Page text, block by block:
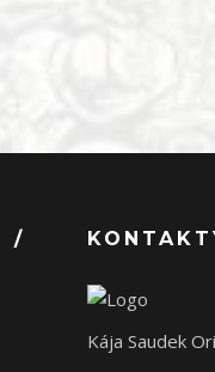
/
Kája Saudek